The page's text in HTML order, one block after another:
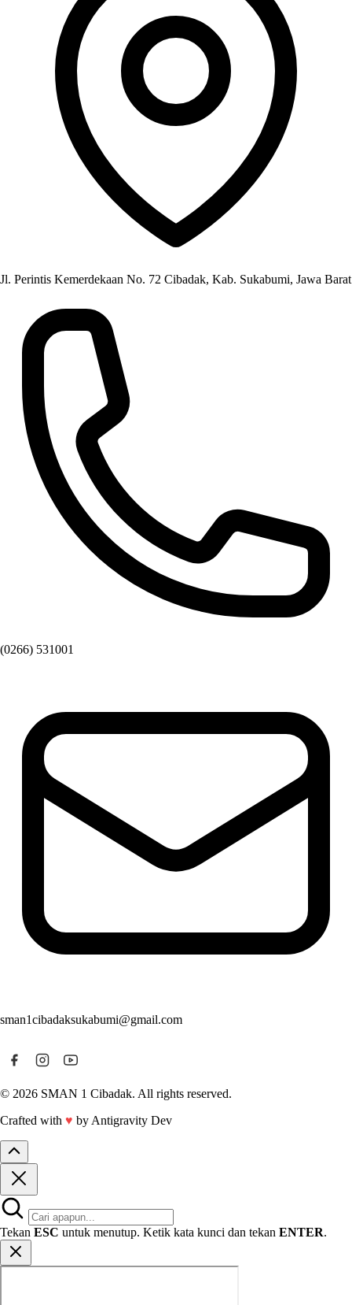
Jl. Perintis Kemerdekaan No. 72 Cibadak, Kab. Sukabumi, Jawa Barat
(0266) 531001
sman1cibadaksukabumi@gmail.com
© 2026 SMAN 1 Cibadak. All rights reserved.
Crafted with ♥ by Antigravity Dev
Tekan ESC untuk menutup. Ketik kata kunci dan tekan ENTER.